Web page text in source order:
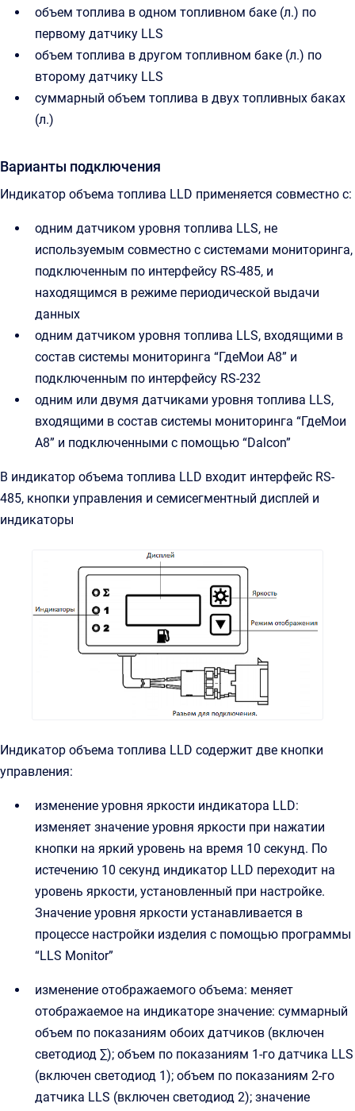
объем топлива в одном топливном баке (л.) по
первому датчику LLS
объем топлива в другом топливном баке (л.) по
второму датчику LLS
суммарный объем топлива в двух топливных баках
(л.)
Варианты подключения
Индикатор объема топлива LLD применяется совместно с:
одним датчиком уровня топлива LLS, не
используемым совместно с системами мониторинга,
подключенным по интерфейсу RS-485, и
находящимся в режиме периодической выдачи
данных
одним датчиком уровня топлива LLS, входящими в
состав системы мониторинга “ГдеМои A8” и
подключенным по интерфейсу RS-232
одним или двумя датчиками уровня топлива LLS,
входящими в состав системы мониторинга “ГдеМои
A8” и подключенными с помощью “Dalcon”
В индикатор объема топлива LLD входит интерфейс RS-
485, кнопки управления и семисегментный дисплей и
индикаторы
Индикатор объема топлива LLD содержит две кнопки
управления:
изменение уровня яркости индикатора LLD:
изменяет значение уровня яркости при нажатии
кнопки на яркий уровень на время 10 секунд. По
истечению 10 секунд индикатор LLD переходит на
уровень яркости, установленный при настройке.
Значение уровня яркости устанавливается в
процессе настройки изделия с помощью программы
“LLS Monitor”
изменение отображаемого объема: меняет
отображаемое на индикаторе значение: суммарный
объем по показаниям обоих датчиков (включен
светодиод ∑); объем по показаниям 1-го датчика LLS
(включен светодиод 1); объем по показаниям 2-го
датчика LLS (включен светодиод 2); значение